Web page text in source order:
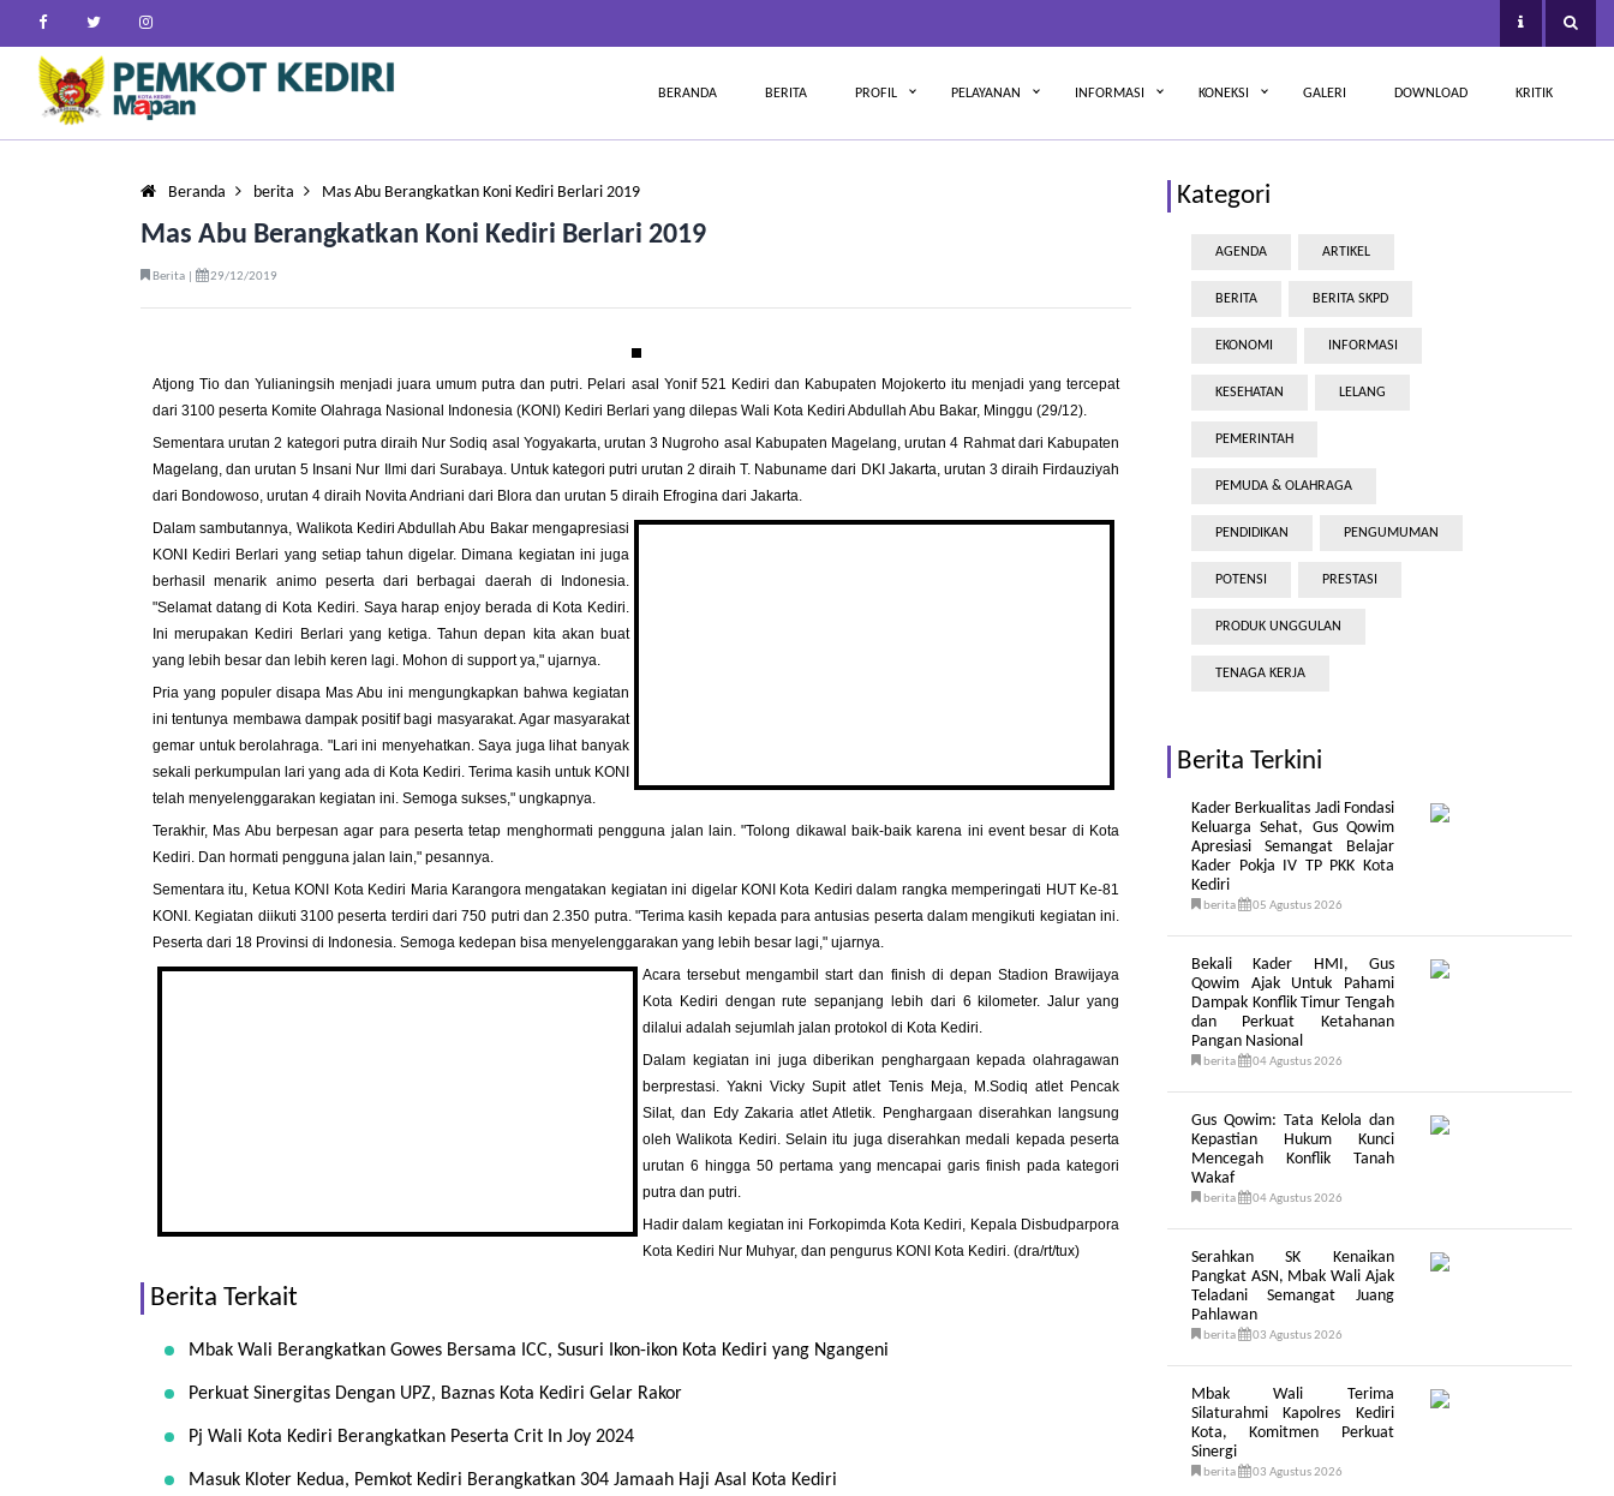
BERANDA BERITA PROFIL PELAYANAN INFORMASI KONEKSI GALERI DOWNLOAD KRITIK
Beranda berita Mas Abu Berangkatkan Koni Kediri Berlari 2019
Mas Abu Berangkatkan Koni Kediri Berlari 2019
Berita | 29/12/2019
Atjong Tio dan Yulianingsih menjadi juara umum putra dan putri. Pelari asal Yonif 521 Kediri dan Kabupaten Mojokerto itu menjadi yang tercepat
dari 3100 peserta Komite Olahraga Nasional Indonesia (KONI) Kediri Berlari yang dilepas Wali Kota Kediri Abdullah Abu Bakar, Minggu (29/12).
Sementara urutan 2 kategori putra diraih Nur Sodiq asal Yogyakarta, urutan 3 Nugroho asal Kabupaten Magelang, urutan 4 Rahmat dari Kabupaten
Magelang, dan urutan 5 Insani Nur Ilmi dari Surabaya. Untuk kategori putri urutan 2 diraih T. Nabuname dari DKI Jakarta, urutan 3 diraih Firdauziyah
dari Bondowoso, urutan 4 diraih Novita Andriani dari Blora dan urutan 5 diraih Efrogina dari Jakarta.
Dalam sambutannya, Walikota Kediri Abdullah Abu Bakar mengapresiasi
KONI Kediri Berlari yang setiap tahun digelar. Dimana kegiatan ini juga
berhasil menarik animo peserta dari berbagai daerah di Indonesia.
"Selamat datang di Kota Kediri. Saya harap enjoy berada di Kota Kediri.
Ini merupakan Kediri Berlari yang ketiga. Tahun depan kita akan buat
yang lebih besar dan lebih keren lagi. Mohon di support ya," ujarnya.
Pria yang populer disapa Mas Abu ini mengungkapkan bahwa kegiatan
ini tentunya membawa dampak positif bagi masyarakat. Agar masyarakat
gemar untuk berolahraga. "Lari ini menyehatkan. Saya juga lihat banyak
sekali perkumpulan lari yang ada di Kota Kediri. Terima kasih untuk KONI
telah menyelenggarakan kegiatan ini. Semoga sukses," ungkapnya.
Terakhir, Mas Abu berpesan agar para peserta tetap menghormati pengguna jalan lain. "Tolong dikawal baik-baik karena ini event besar di Kota
Kediri. Dan hormati pengguna jalan lain," pesannya.
Sementara itu, Ketua KONI Kota Kediri Maria Karangora mengatakan kegiatan ini digelar KONI Kota Kediri dalam rangka memperingati HUT Ke-81
KONI. Kegiatan diikuti 3100 peserta terdiri dari 750 putri dan 2.350 putra. "Terima kasih kepada para antusias peserta dalam mengikuti kegiatan ini.
Peserta dari 18 Provinsi di Indonesia. Semoga kedepan bisa menyelenggarakan yang lebih besar lagi," ujarnya.
Acara tersebut mengambil start dan finish di depan Stadion Brawijaya
Kota Kediri dengan rute sepanjang lebih dari 6 kilometer. Jalur yang
dilalui adalah sejumlah jalan protokol di Kota Kediri.
Dalam kegiatan ini juga diberikan penghargaan kepada olahragawan
berprestasi. Yakni Vicky Supit atlet Tenis Meja, M.Sodiq atlet Pencak
Silat, dan Edy Zakaria atlet Atletik. Penghargaan diserahkan langsung
oleh Walikota Kediri. Selain itu juga diserahkan medali kepada peserta
urutan 6 hingga 50 pertama yang mencapai garis finish pada kategori
putra dan putri.
Hadir dalam kegiatan ini Forkopimda Kota Kediri, Kepala Disbudparpora
Kota Kediri Nur Muhyar, dan pengurus KONI Kota Kediri. (dra/rt/tux)
Berita Terkait
Mbak Wali Berangkatkan Gowes Bersama ICC, Susuri Ikon-ikon Kota Kediri yang Ngangeni
Perkuat Sinergitas Dengan UPZ, Baznas Kota Kediri Gelar Rakor
Pj Wali Kota Kediri Berangkatkan Peserta Crit In Joy 2024
Masuk Kloter Kedua, Pemkot Kediri Berangkatkan 304 Jamaah Haji Asal Kota Kediri
Kategori
AGENDA ARTIKEL
BERITA BERITA SKPD
EKONOMI INFORMASI
KESEHATAN LELANG
PEMERINTAH
PEMUDA & OLAHRAGA
PENDIDIKAN PENGUMUMAN
POTENSI PRESTASI
PRODUK UNGGULAN
TENAGA KERJA
Berita Terkini
Kader Berkualitas Jadi Fondasi
Keluarga Sehat, Gus Qowim
Apresiasi Semangat Belajar
Kader Pokja IV TP PKK Kota
Kediri
berita 05 Agustus 2026
Bekali Kader HMI, Gus
Qowim Ajak Untuk Pahami
Dampak Konflik Timur Tengah
dan Perkuat Ketahanan
Pangan Nasional
berita 04 Agustus 2026
Gus Qowim: Tata Kelola dan
Kepastian Hukum Kunci
Mencegah Konflik Tanah
Wakaf
berita 04 Agustus 2026
Serahkan SK Kenaikan
Pangkat ASN, Mbak Wali Ajak
Teladani Semangat Juang
Pahlawan
berita 03 Agustus 2026
Mbak Wali Terima
Silaturahmi Kapolres Kediri
Kota, Komitmen Perkuat
Sinergi
berita 03 Agustus 2026